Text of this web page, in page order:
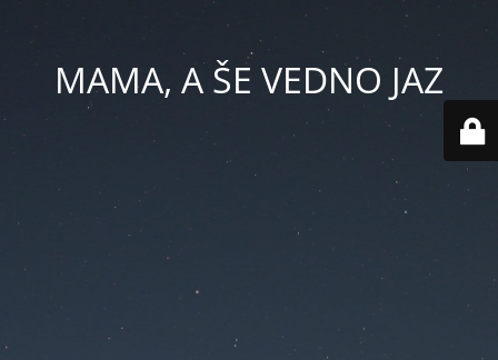
MAMA, A ŠE VEDNO JAZ